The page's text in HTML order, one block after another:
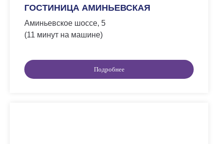
ГОСТИНИЦА АМИНЬЕВСКАЯ
Аминьевское шоссе, 5
(11 минут на машине)
Подробнее